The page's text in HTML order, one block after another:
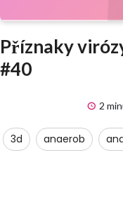
Příznaky
#40
2
3d anaerob